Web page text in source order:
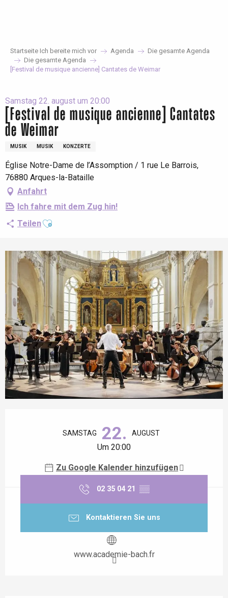
Startseite Ich bereite mich vor Agenda
Die gesamte Agenda
Die gesamte Agenda
[Festival de musique ancienne] Cantates de Weimar
Samstag 22. august um 20:00
[Festival de musique ancienne] Cantates
de Weimar
MUSIK MUSIK KONZERTE
Église Notre-Dame de l’Assomption / 1 rue Le Barrois,
76880 Arques-la-Bataille
Anfahrt
Ich fahre mit dem Zug hin!
TeilenAjouter aux favoris
SAMSTAG 22. AUGUST
Um 20:00
Zu Google Kalender hinzufügen
02 35 04 21 ▒▒
Kontaktieren Sie uns
www.academie-bach.fr